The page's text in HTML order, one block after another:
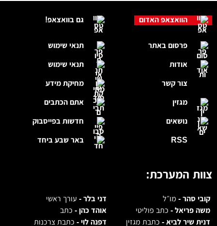
גם בוואצאפ!
תנאי שימוש
תנאי שימוש
מחיקת מידע
אתם הכתבים
חדשות בפייסבוק
באר שבע ביחד
הוואצאפ האדום
פרסום באתר
אודות
צור קשר
מגזין
נושאים
RSS
צוות המערכת:
קובי סהר - מו״ל דני בלר -עורך ראשי
משה פריאל - כתב פוליטי אוהד כהן -כתב
דנית שיר לביא - כתבת מגזין דפנה לוי -כתבת צרכנות